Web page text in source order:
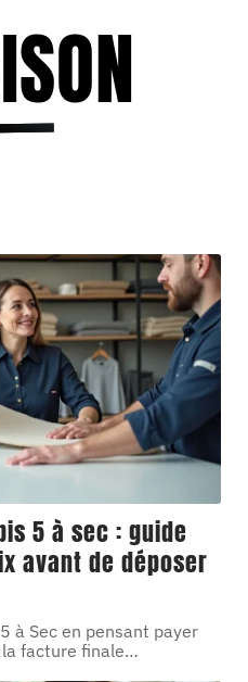
5 à sec : guide
avant de déposer
à Sec en pensant payer
facture finale…